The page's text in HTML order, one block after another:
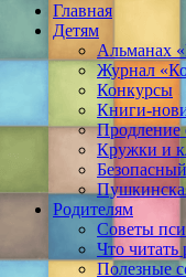
Главная
Детям
Альманах
Журнал
Конкурсы
Книги-
Продление
Кружки и
Родителям
Советы
Что читать
Полезные